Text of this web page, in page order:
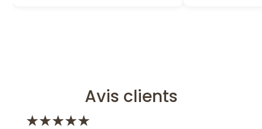
Avis clients
★★★★★